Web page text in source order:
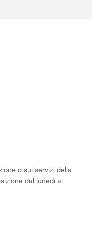
o sui servizi della
dal lunedì al